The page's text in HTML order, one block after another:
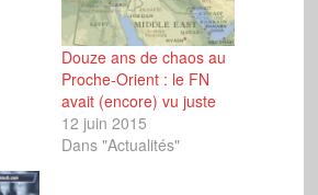
Douze ans de chaos au
Proche-Orient : le FN
avait (encore) vu juste
12 juin 2015
Dans "Actualités"